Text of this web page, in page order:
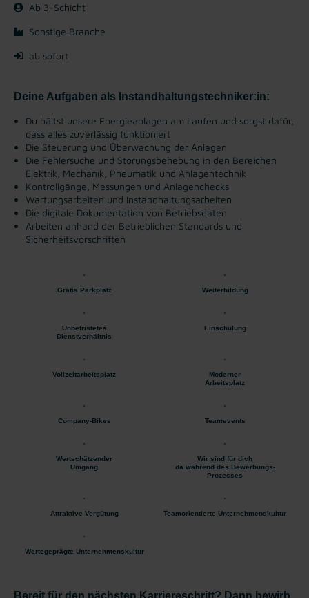
Ab 3-Schicht
Sonstige Branche
ab sofort
Deine Aufgaben als Instandhaltungstechniker:in:
Du hältst unsere Energieanlagen am Laufen und sorgst dafür,
dass alles zuverlässig funktioniert
Die Steuerung und Überwachung der Anlagen
Die Fehlersuche und Störungsbehebung in den Bereichen
Elektrik, Mechanik, Pneumatik und Anlagentechnik
Kontrollgänge, Messungen und Anlagenchecks
Wartungsarbeiten und Instandhaltungsarbeiten
Die digitale Dokumentation von Betriebsdaten
Arbeiten anhand der Betrieblichen Standards und
Sicherheitsvorschriften
Gratis Parkplatz Weiterbildung
Unbefristetes
Dienstverhältnis
Einschulung
Vollzeitarbeitsplatz
Moderner
Arbeitsplatz
Company-Bikes Teamevents
Wertschätzender
Umgang
Wir sind für dich
da während des Bewerbungs-
Prozesses
Attraktive Vergütung Teamorientierte Unternehmenskultur
Wertegeprägte Unternehmenskultur
Bereit für den nächsten Karriereschritt? Dann bewirb